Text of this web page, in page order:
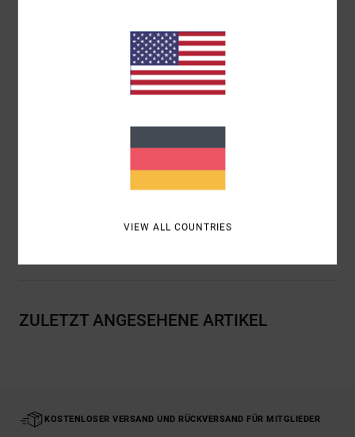
Gekämmter Baumwollstoff
übergroße Passform
Rundhalsausschnitt
Lange Ärmel
Zusammensetzung100 % Baumwolle
ZULETZT ANGESEHENE ARTIKEL
KOSTENLOSER VERSAND UND RÜCKVERSAND FÜR MITGLIEDER
VIEW ALL COUNTRIES